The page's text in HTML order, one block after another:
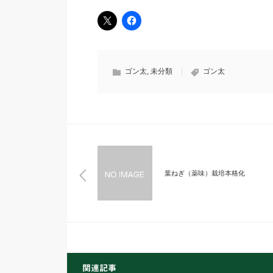
ゴン太, 未分類 ゴン太
葉ねぎ（薬味）栽培本格化
関連記事